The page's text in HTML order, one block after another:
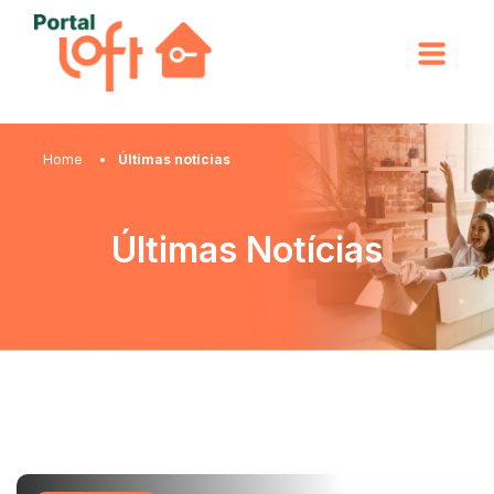
Home Últimas notícias
Últimas Notícias